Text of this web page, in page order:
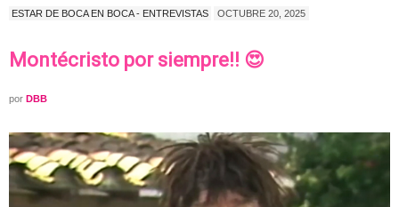
ESTAR DE BOCA EN BOCA - ENTREVISTAS OCTUBRE 20, 2025
Montécristo por siempre!! 😍
por DBB